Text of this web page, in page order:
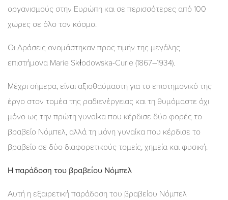
οργανισμούς στην Ευρώπη και σε περισσότερες από 100
χώρες σε όλο τον κόσμο.
Οι Δράσεις ονομάστηκαν προς τιμήν της μεγάλης
επιστήμονα Marie Skłodowska-Curie (1867–1934).
Μέχρι σήμερα, είναι αξιοθαύμαστη για το επιστημονικό της
έργο στον τομέα της ραδιενέργειας και τη θυμόμαστε όχι
μόνο ως την πρώτη γυναίκα που κέρδισε δύο φορές το
βραβείο Νόμπελ, αλλά τη μόνη γυναίκα που κέρδισε το
βραβείο σε δύο διαφορετικούς τομείς, χημεία και φυσική.
Η παράδοση του βραβείου Νόμπελ
Αυτή η εξαιρετική παράδοση του βραβείου Νόμπελ